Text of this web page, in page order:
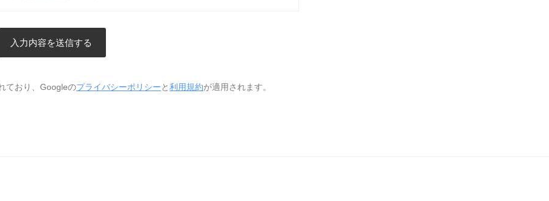
ており、Googleのプライバシーポリシー と 利用規約が適用されます。